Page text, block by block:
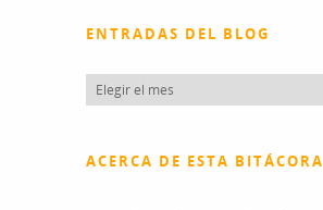
ENTRADAS DEL BLOG
Entradas
del
ACERCA DE ESTA BITÁCORA